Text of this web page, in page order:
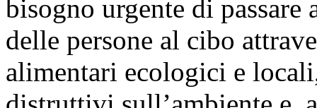
bisogno urgente di
delle persone al cibo
alimentari ecologici e